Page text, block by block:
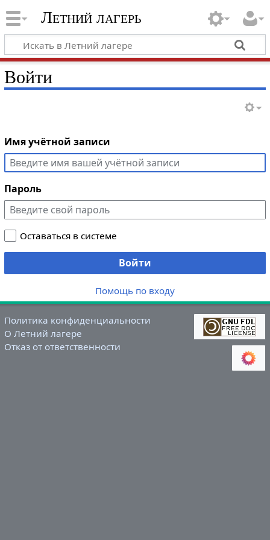
Летний лагерь
Войти
Имя учётной записи
Пароль
Оставаться в системе
Войти
Помощь по входу
Политика конфиденциальности
О Летний лагере
Отказ от ответственности